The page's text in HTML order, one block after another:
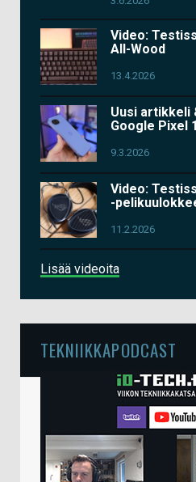
Video:
All-Wood
13.4.2026
Uusi artikkeli
Google Pixel
9.3.2026
Video:
-
11.2.2026
Lisää videoita
TEKNIIKKAPODCAST